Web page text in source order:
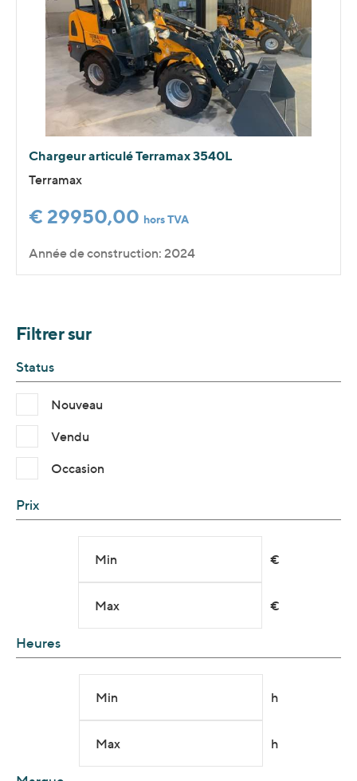
Chargeur articulé Terramax 3540L
Terramax
€ 29950,00 hors TVA
Année de construction: 2024
Filtrer sur
Status
Nouveau
Vendu
Occasion
Prix
Min €
Max €
Heures
Min h
Max h